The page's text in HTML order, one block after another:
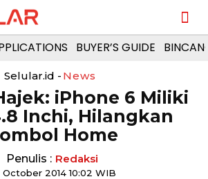
BUYER’S GUIDE
Selular.id - News
iPhone 6 Miliki
Inchi, Hilangkan
Home
Penulis : Redaksi
October 2014 10:02 WIB